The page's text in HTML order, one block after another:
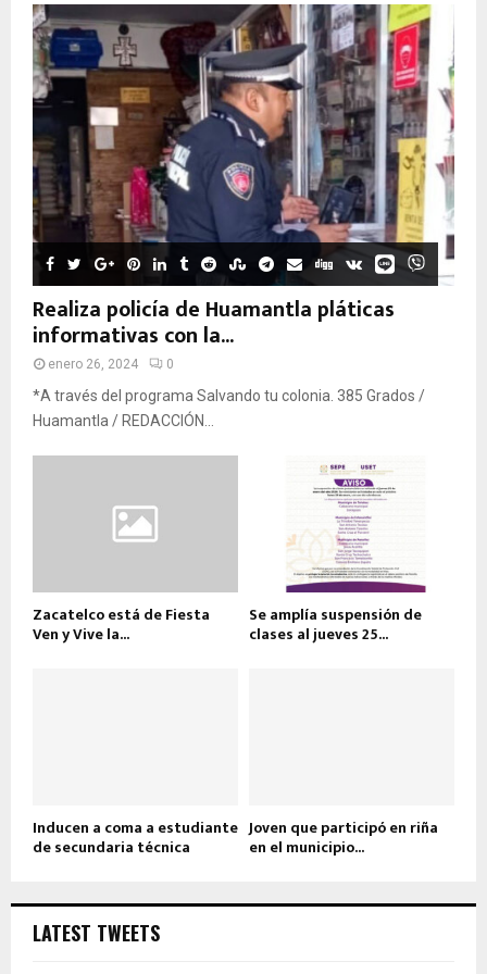
Realiza policía de Huamantla pláticas
informativas con la...
enero 26, 2024 0
*A través del programa Salvando tu colonia. 385 Grados /
Huamantla / REDACCIÓN...
Zacatelco está de Fiesta
Ven y Vive la...
Se amplía suspensión de
clases al jueves 25...
Inducen a coma a estudiante
de secundaria técnica
Joven que participó en riña
en el municipio...
LATEST TWEETS